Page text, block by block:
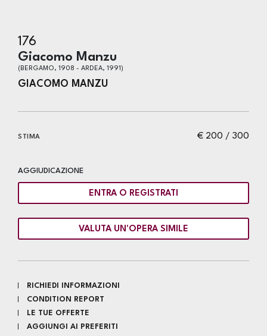
176
Giacomo Manzu
(BERGAMO, 1908 - ARDEA, 1991)
GIACOMO MANZU
€ 200 / 300
STIMA
AGGIUDICAZIONE
ENTRA O REGISTRATI
VALUTA UN'OPERA SIMILE
RICHIEDI INFORMAZIONI
CONDITION REPORT
LE TUE OFFERTE
AGGIUNGI AI PREFERITI